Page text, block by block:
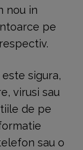
nou in
pe
sigura,
virusi sau
de pe
sau o